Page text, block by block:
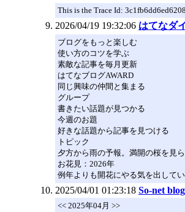
This is the Trace Id:
2026/04/19 19:32:06 はてなダ
ブログをもっと楽しむ
使い方のコツを学ぶ
素敵な記事を毎月更新
はてなブログAWARD
同じ興味の仲間と集まる
グループ
書きたい話題が見つかる
今週のお題
好きな話題から記事を見つける
トピック
夕方から雨の予報。満開の桜を見
お花見：2026年
例年よりも開花にやる気を出して
2025/04/01 01:23:18 So-net
<< 2025年04月 >>